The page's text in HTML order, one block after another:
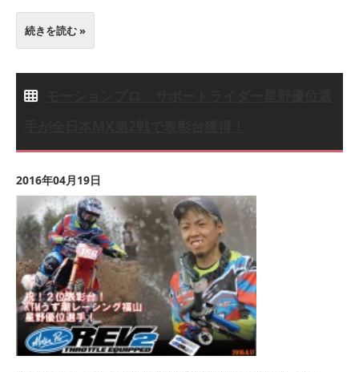
続きを読む »
2016年04月19日